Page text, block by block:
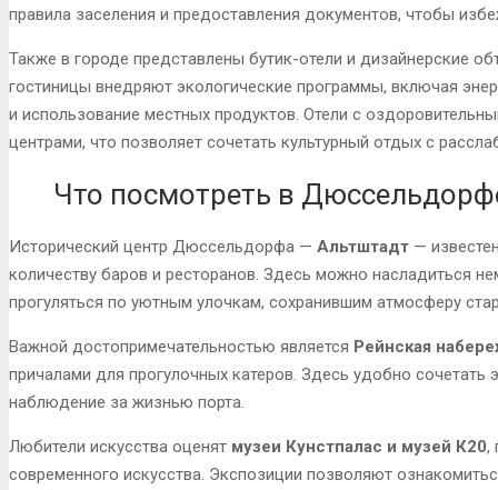
правила заселения и предоставления документов, чтобы
Также в городе представлены бутик-отели и дизайнерские
гостиницы внедряют экологические программы, включая
и использование местных продуктов. Отели с
центрами, что позволяет сочетать культурный отдых с
Что посмотреть в
Исторический центр Дюссельдорфа — Альтштадт —
количеству баров и ресторанов. Здесь можно насладиться
прогуляться по уютным улочкам, сохранившим атмосферу
Важной достопримечательностью является Рейнская
причалами для прогулочных катеров. Здесь удобно сочетать
наблюдение за жизнью порта.
Любители искусства оценят музеи Кунстпалас и музей К20,
современного искусства. Экспозиции позволяют